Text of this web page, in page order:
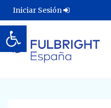
Abrir barra de herramientas
Iniciar Sesión